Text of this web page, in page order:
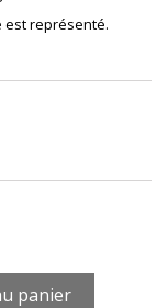
est représenté.
panier